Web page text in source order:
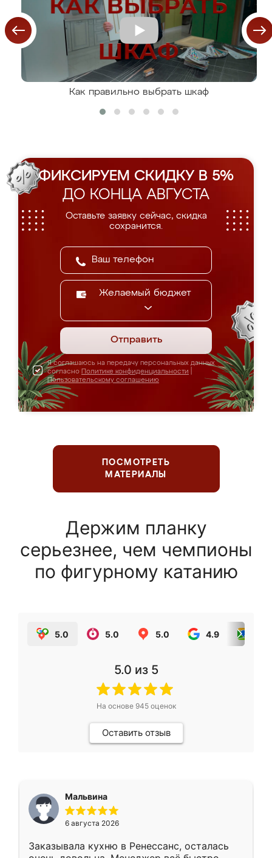
Как правильно выбрать шкаф
ФИКСИРУЕМ СКИДКУ В 5%
ДО КОНЦА АВГУСТА
Оставьте заявку сейчас, скидка
сохранится.
Желаемый бюджет
Отправить
Я соглашаюсь на передачу персональных данных
согласно Политике конфиденциальности
Пользовательскому соглашению
ПОСМОТРЕТЬ
МАТЕРИАЛЫ
Держим планку
серьезнее, чем чемпионы
по фигурному катанию
5.0 5.0 5.0 4.9
5.0 из 5
На основе 945оценок
Оставить отзыв
Мальвина
6 августа 2026
Заказывала кухню в Ренессанс, осталась